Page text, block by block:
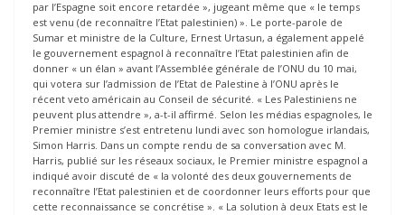
par l’Espagne soit encore retardée », jugeant même que « le temps
est venu (de reconnaître l’Etat palestinien) ». Le porte-parole de
Sumar et ministre de la Culture, Ernest Urtasun, a également appelé
le gouvernement espagnol à reconnaître l’Etat palestinien afin de
donner « un élan » avant l’Assemblée générale de l’ONU du 10 mai,
qui votera sur l’admission de l’Etat de Palestine à l’ONU après le
récent veto américain au Conseil de sécurité. « Les Palestiniens ne
peuvent plus attendre », a-t-il affirmé. Selon les médias espagnoles, le
Premier ministre s’est entretenu lundi avec son homologue irlandais,
Simon Harris. Dans un compte rendu de sa conversation avec M.
Harris, publié sur les réseaux sociaux, le Premier ministre espagnol a
indiqué avoir discuté de « la volonté des deux gouvernements de
reconnaître l’Etat palestinien et de coordonner leurs efforts pour que
cette reconnaissance se concrétise ». « La solution à deux Etats est le